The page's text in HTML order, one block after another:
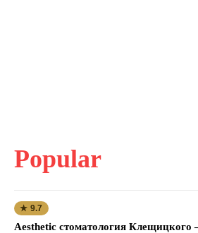
Popular
★ 9.7
Aesthetic стоматология Клещицкого